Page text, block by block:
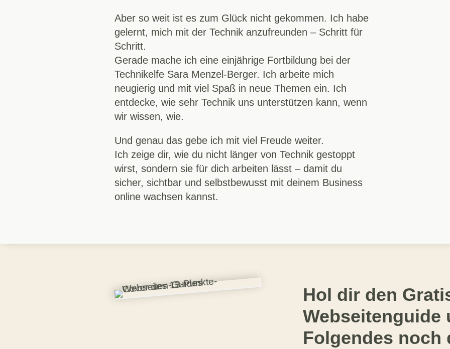
Aber so weit ist es zum Glück nicht gekommen. Ich habe
gelernt, mich mit der Technik anzufreunden – Schritt für
Schritt.
Gerade mache ich eine einjährige Fortbildung bei der
Technikelfe Sara Menzel-Berger. Ich arbeite mich
neugierig und mit viel Spaß in neue Themen ein. Ich
entdecke, wie sehr Technik uns unterstützen kann, wenn
wir wissen, wie.
Und genau das gebe ich mit viel Freude weiter.
Ich zeige dir, wie du nicht länger von Technik gestoppt
wirst, sondern sie für dich arbeiten lässt – damit du
sicher, sichtbar und selbstbewusst mit deinem Business
online wachsen kannst.
Hol dir den
Webseitenguide
Folgendes noch